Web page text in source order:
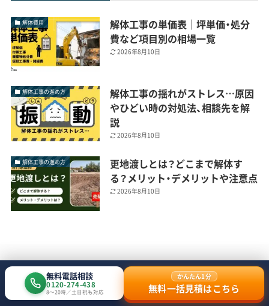
解体費用
解体工事の単価表｜坪単価・処分
費など項目別の相場一覧
2026年8月10日
解体工事の進め方
解体工事の揺れがストレス…原因
やひどい時の対処法、相談先を解
説
2026年8月10日
解体工事の進め方
更地渡しとは？どこまで解体す
る？メリット・デメリットや注意点
2026年8月10日
解体業者一覧 施工事例 解体工事のよくある質問
運営者情報
プライバシーポリシー
無料電話相談
0120-274-438
8〜20時／土日祝も対応
かんたん1分
無料一括見積はこちら